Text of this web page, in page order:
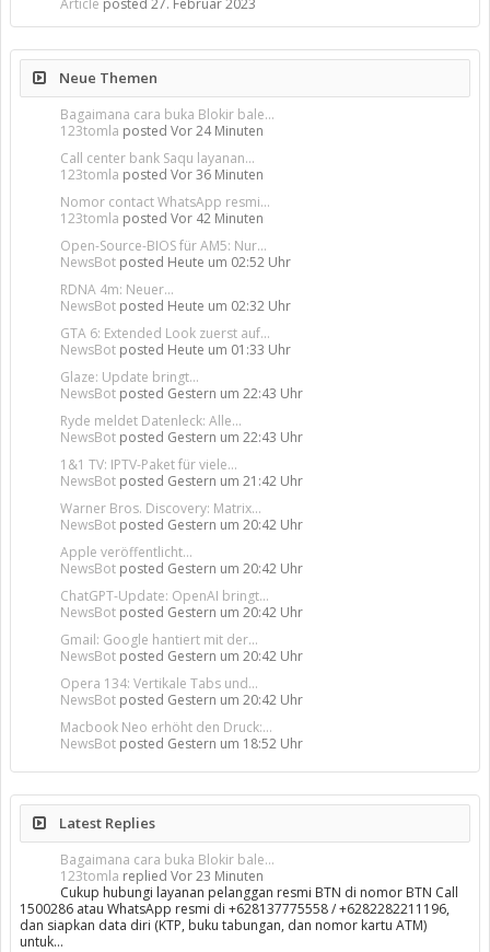
Article posted 27. Februar 2023
Neue Themen
Bagaimana cara buka Blokir bale...
123tomla posted Vor 24 Minuten
Call center bank Saqu layanan...
123tomla posted Vor 36 Minuten
Nomor contact WhatsApp resmi...
123tomla posted Vor 42 Minuten
Open-Source-BIOS für AM5: Nur...
NewsBot posted Heute um 02:52 Uhr
RDNA 4m: Neuer...
NewsBot posted Heute um 02:32 Uhr
GTA 6: Extended Look zuerst auf...
NewsBot posted Heute um 01:33 Uhr
Glaze: Update bringt...
NewsBot posted Gestern um 22:43 Uhr
Ryde meldet Datenleck: Alle...
NewsBot posted Gestern um 22:43 Uhr
1&1 TV: IPTV-Paket für viele...
NewsBot posted Gestern um 21:42 Uhr
Warner Bros. Discovery: Matrix...
NewsBot posted Gestern um 20:42 Uhr
Apple veröffentlicht...
NewsBot posted Gestern um 20:42 Uhr
ChatGPT-Update: OpenAI bringt...
NewsBot posted Gestern um 20:42 Uhr
Gmail: Google hantiert mit der...
NewsBot posted Gestern um 20:42 Uhr
Opera 134: Vertikale Tabs und...
NewsBot posted Gestern um 20:42 Uhr
Macbook Neo erhöht den Druck:...
NewsBot posted Gestern um 18:52 Uhr
Latest Replies
Bagaimana cara buka Blokir bale...
123tomla replied Vor 23 Minuten
Cukup hubungi layanan pelanggan resmi BTN di nomor BTN Call
1500286 atau WhatsApp resmi di +628137775558 / +6282282211196,
dan siapkan data diri (KTP, buku tabungan, dan nomor kartu ATM)
untuk…